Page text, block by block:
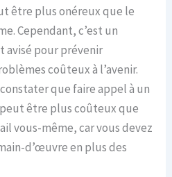
être plus onéreux que le
Cependant, c’est un
avisé pour prévenir
coûteux à l’avenir.
que faire appel à un
être plus coûteux que
vous-même, car vous devez
d’œuvre en plus des